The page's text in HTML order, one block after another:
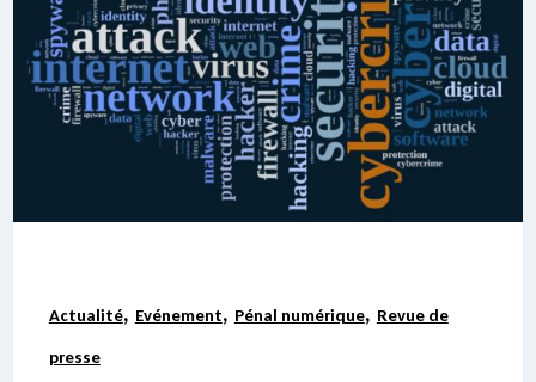
Actualité, Evénement, Pénal numérique, Revue de
presse